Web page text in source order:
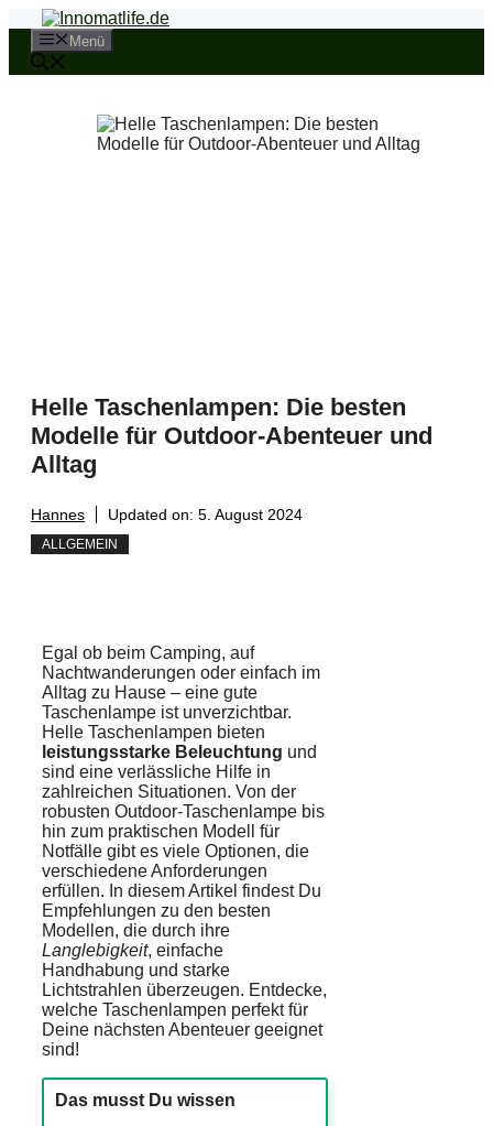
Inhalt
springen
Menü
Helle Taschenlampen: Die besten
Modelle für Outdoor-Abenteuer und
Alltag
Hannes Updated on: 5. August 2024
ALLGEMEIN
Egal ob beim Camping, auf
Nachtwanderungen oder einfach im
Alltag zu Hause – eine gute
Taschenlampe ist unverzichtbar.
Helle Taschenlampen bieten
leistungsstarke Beleuchtung und
sind eine verlässliche Hilfe in
zahlreichen Situationen. Von der
robusten Outdoor-Taschenlampe bis
hin zum praktischen Modell für
Notfälle gibt es viele Optionen, die
verschiedene Anforderungen
erfüllen. In diesem Artikel findest Du
Empfehlungen zu den besten
Modellen, die durch ihre
Langlebigkeit, einfache
Handhabung und starke
Lichtstrahlen überzeugen. Entdecke,
welche Taschenlampen perfekt für
Deine nächsten Abenteuer geeignet
sind!
Das musst Du wissen